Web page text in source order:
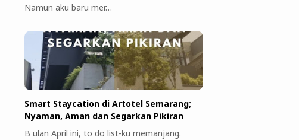
Namun aku baru mer…
Smart Staycation di Artotel Semarang;
Nyaman, Aman dan Segarkan Pikiran
B ulan April ini, to do list-ku memanjang.